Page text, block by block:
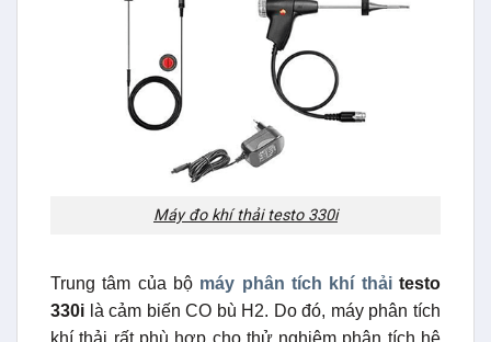
Máy đo khí thải testo 330i
Trung tâm của bộ máy phân tích khí thảitesto
330i là cảm biến CO bù H2. Do đó, máy phân tích
khí thải rất phù hợp cho thử nghiệm phân tích hệ